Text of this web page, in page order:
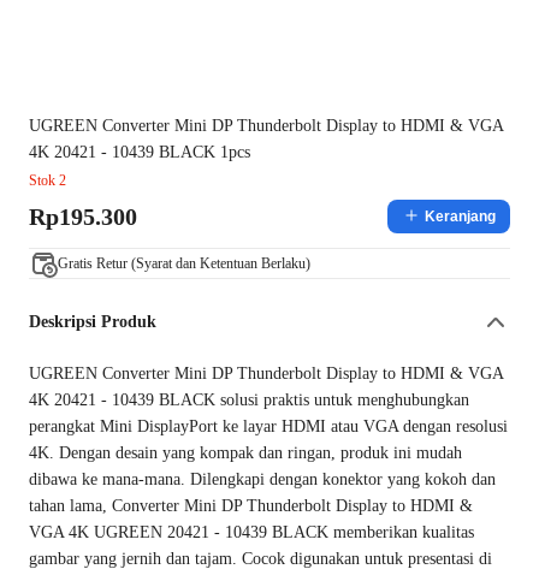
UGREEN Converter Mini DP Thunderbolt Display to HDMI & VGA
4K 20421 - 10439 BLACK 1pcs
Stok 2
Rp195.300 Keranjang
Gratis Retur (Syarat dan Ketentuan Berlaku)
Deskripsi Produk
UGREEN Converter Mini DP Thunderbolt Display to HDMI & VGA
4K 20421 - 10439 BLACK solusi praktis untuk menghubungkan
perangkat Mini DisplayPort ke layar HDMI atau VGA dengan resolusi
4K. Dengan desain yang kompak dan ringan, produk ini mudah
dibawa ke mana-mana. Dilengkapi dengan konektor yang kokoh dan
tahan lama, Converter Mini DP Thunderbolt Display to HDMI &
VGA 4K UGREEN 20421 - 10439 BLACK memberikan kualitas
gambar yang jernih dan tajam. Cocok digunakan untuk presentasi di